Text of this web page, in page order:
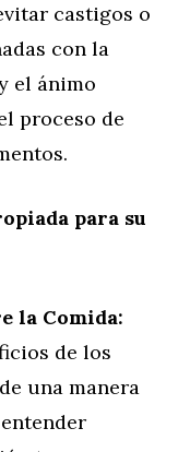
castigos o
con la
el ánimo
proceso de
para su
la Comida:
de los
una manera